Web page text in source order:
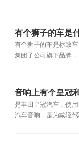
有个狮子的车是
有个狮子的车是标致
集团子公司旗下品牌
音响上有个皇冠
是丰田皇冠汽车，使
汽车音响，是为减轻